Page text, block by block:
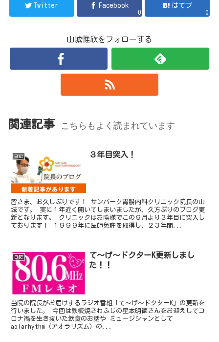
Twitter Facebook
0
はてブ
0
山城惟欣をフォローする
関連記事 こちらもよく読まれています
日記 ３年目突入！
皆さま、お久しぶりです！ サンパーク胃腸内科クリニック院長の山
城です。 実に１年近く開いてしまいましたが、久方ぶりのブログ更
新となります。 クリニックはお陰様でこの９月より３年目に突入し
ております！ １９９９年に医師免許を取得し、２３年間...
日記
て～げ～ドクターK更新しまし
た！！
当院の院長がお届けするラジオ番組「て～げ～ドクターK」の更新を
行いました。 今回は鉄板焼さわふじの星本明徳さんをお迎えしてコ
ロナ禍を生き抜いた飲食のお話や ミュージシャンとして
aolarhythm（アオラリズム）の...